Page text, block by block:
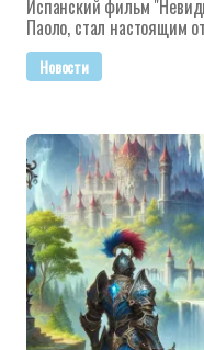
Испанский фильм
Паоло, стал настоящим
Новости